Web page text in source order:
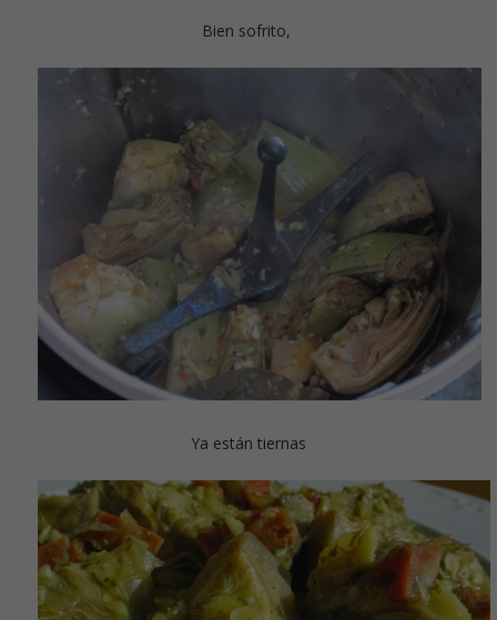
Bien sofrito,
Ya están tiernas